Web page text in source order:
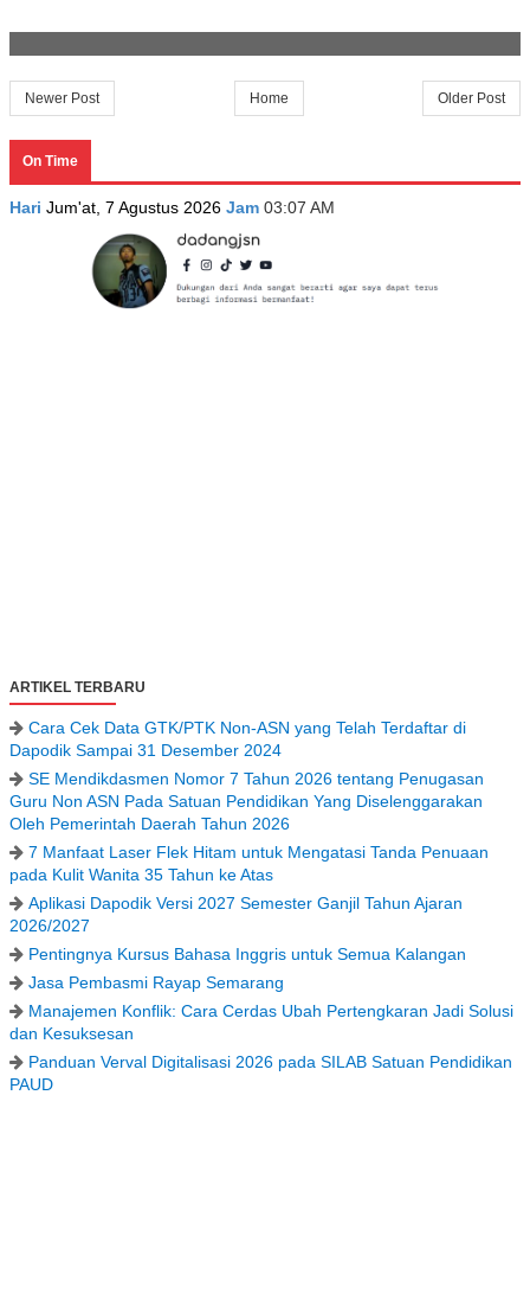
Newer Post Older Post
Home
On Time
Hari Jum'at, 7 Agustus 2026 Jam 03:07 AM
ARTIKEL TERBARU
Cara Cek Data GTK/PTK Non-ASN yang Telah Terdaftar di
Dapodik Sampai 31 Desember 2024
SE Mendikdasmen Nomor 7 Tahun 2026 tentang Penugasan
Guru Non ASN Pada Satuan Pendidikan Yang Diselenggarakan
Oleh Pemerintah Daerah Tahun 2026
7 Manfaat Laser Flek Hitam untuk Mengatasi Tanda Penuaan
pada Kulit Wanita 35 Tahun ke Atas
Aplikasi Dapodik Versi 2027 Semester Ganjil Tahun Ajaran
2026/2027
Pentingnya Kursus Bahasa Inggris untuk Semua Kalangan
Jasa Pembasmi Rayap Semarang
Manajemen Konflik: Cara Cerdas Ubah Pertengkaran Jadi Solusi
dan Kesuksesan
Panduan Verval Digitalisasi 2026 pada SILAB Satuan Pendidikan
PAUD